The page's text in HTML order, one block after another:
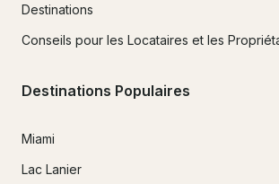
Destinations
Conseils pour les Locataires et les
Destinations Populaires
Miami
Lac Lanier